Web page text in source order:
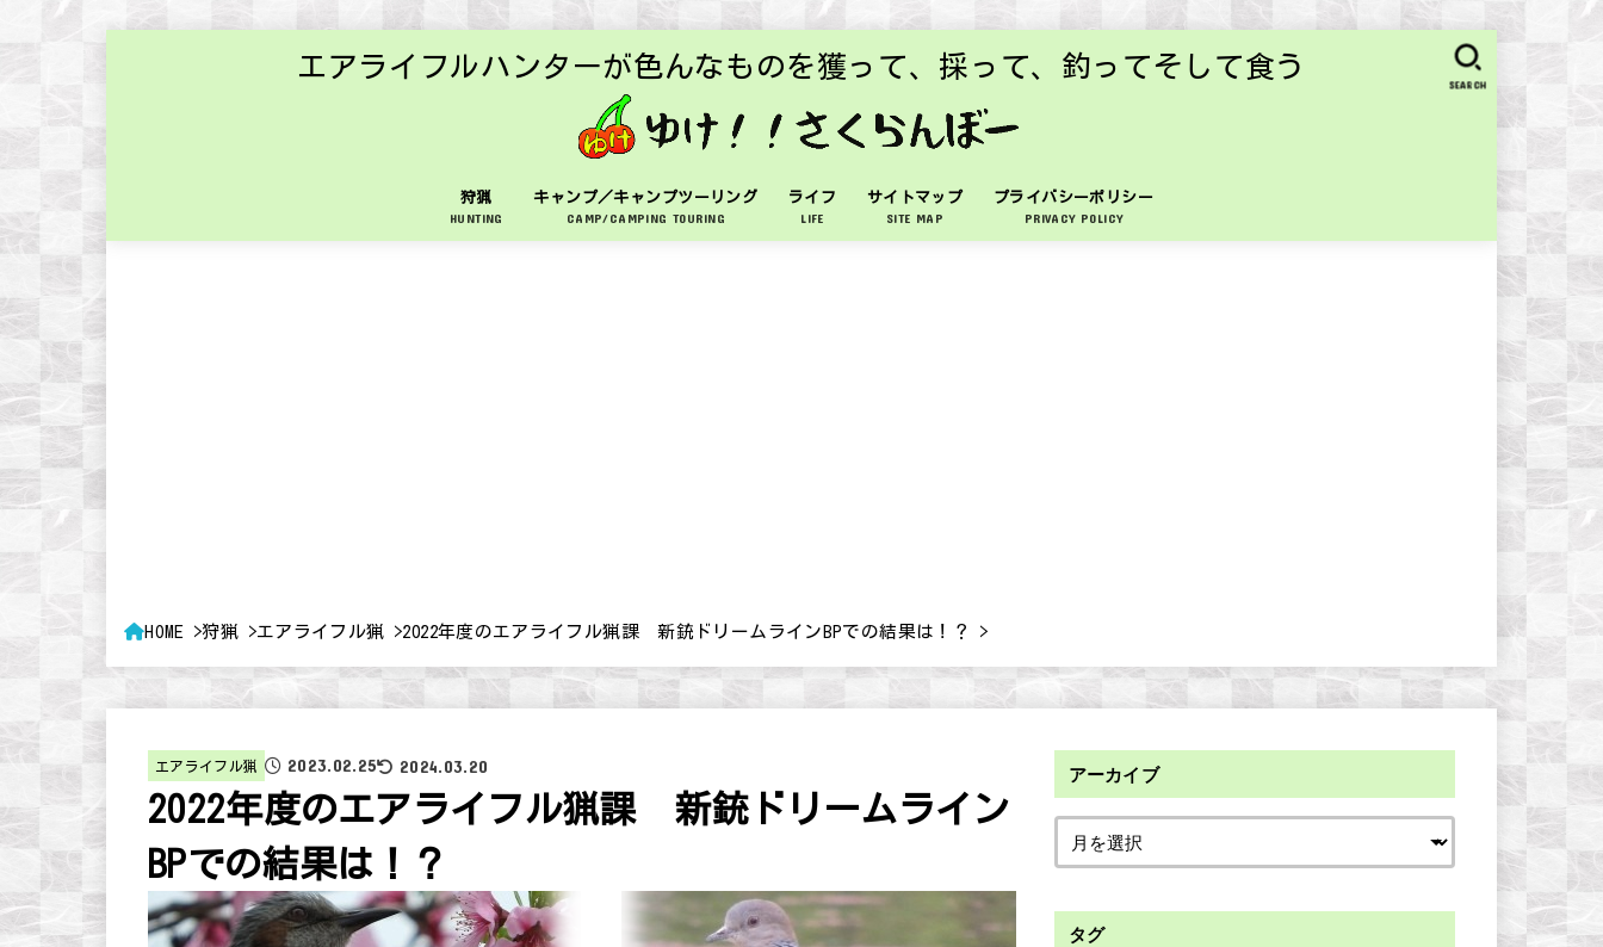
エアライフルハンターが色んなものを獲って、採って、釣ってそして食う
狩猟
HUNTING
キャンプ／キャンプツーリング
CAMP/CAMPING TOURING
ライフ
LIFE
サイトマップ
SITE MAP
プライバシーポリシー
PRIVACY POLICY
SEARCH
HOME 狩猟 エアライフル猟 2022年度のエアライフル猟課 新銃ドリームラインBPでの結果は！？
エアライフル猟 2023.02.25 2024.03.20
2022年度のエアライフル猟課 新銃ドリームライン
BPでの結果は！？
アーカイブ
タグ